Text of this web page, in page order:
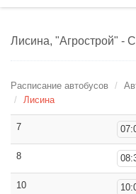
Лисина, "Агрострой" -
Расписание автобусов
Лисина
7
8
10